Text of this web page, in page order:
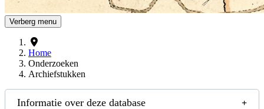
Verberg menu
Home
Onderzoeken
Archiefstukken
Informatie over deze database